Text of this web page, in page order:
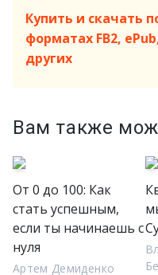
Купить и скачать
форматах FB2,
других
Вам также
От 0 до 100: Как
стать успешным,
если ты начинаешь с
нуля
Артем Демиденко